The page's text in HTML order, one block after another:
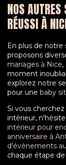
NOS
RÉUSSI À
En plus de notre
proposons
mariages à Nice
moment
explorez notre
pour une baby
Si vous
intérieur,
intérieur pour
anniversaire à
d'évènements
chaque étape